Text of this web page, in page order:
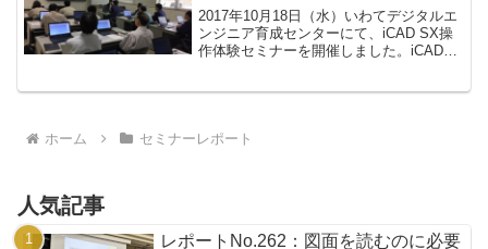
2017年10月18日（水）いわてデジタルエ
ンジニア育成センターにて、iCAD SX操
作体験セミナーを開催しました。iCAD
ホーム
セミナーレポート
人気記事
レポートNo.262：図面を読むのに必要